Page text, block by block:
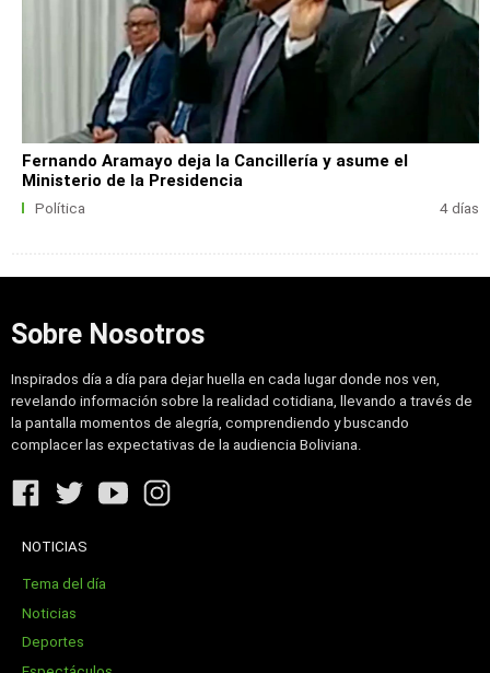
Fernando Aramayo deja la Cancillería y asume el
Ministerio de la Presidencia
Política 4 días
Sobre Nosotros
Inspirados día a día para dejar huella en cada lugar donde nos ven,
revelando información sobre la realidad cotidiana, llevando a través de
la pantalla momentos de alegría, comprendiendo y buscando
complacer las expectativas de la audiencia Boliviana.
NOTICIAS
Tema del día
Noticias
Deportes